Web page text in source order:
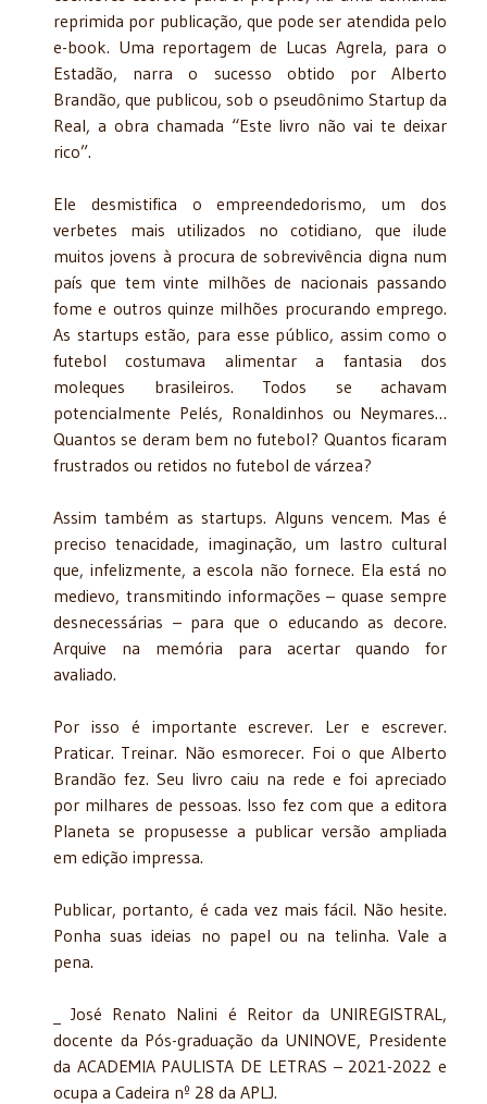
reprimida por publicação, que pode ser atendida pelo
e-book. Uma reportagem de Lucas Agrela, para o
Estadão, narra o sucesso obtido por Alberto
Brandão, que publicou, sob o pseudônimo Startup da
Real, a obra chamada “Este livro não vai te deixar
rico”.
Ele desmistifica o empreendedorismo, um dos
verbetes mais utilizados no cotidiano, que ilude
muitos jovens à procura de sobrevivência digna num
país que tem vinte milhões de nacionais passando
fome e outros quinze milhões procurando emprego.
As startups estão, para esse público, assim como o
futebol costumava alimentar a fantasia dos
moleques brasileiros. Todos se achavam
potencialmente Pelés, Ronaldinhos ou Neymares…
Quantos se deram bem no futebol? Quantos ficaram
frustrados ou retidos no futebol de várzea?
Assim também as startups. Alguns vencem. Mas é
preciso tenacidade, imaginação, um lastro cultural
que, infelizmente, a escola não fornece. Ela está no
medievo, transmitindo informações – quase sempre
desnecessárias – para que o educando as decore.
Arquive na memória para acertar quando for
avaliado.
Por isso é importante escrever. Ler e escrever.
Praticar. Treinar. Não esmorecer. Foi o que Alberto
Brandão fez. Seu livro caiu na rede e foi apreciado
por milhares de pessoas. Isso fez com que a editora
Planeta se propusesse a publicar versão ampliada
em edição impressa.
Publicar, portanto, é cada vez mais fácil. Não hesite.
Ponha suas ideias no papel ou na telinha. Vale a
pena.
_ José Renato Nalini é Reitor da UNIREGISTRAL,
docente da Pós-graduação da UNINOVE, Presidente
da ACADEMIA PAULISTA DE LETRAS – 2021-2022 e
ocupa a Cadeira nº 28 da APLJ.